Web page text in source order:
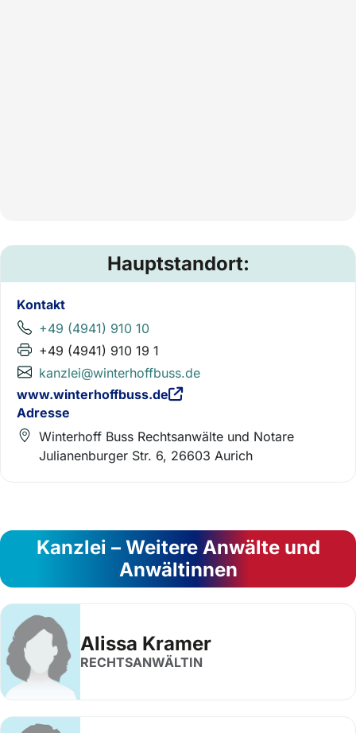
Hauptstandort:
Kontakt
+49 (4941) 910 10
+49 (4941) 910 19 1
kanzlei@winterhoffbuss.de
www.winterhoffbuss.de
Adresse
Winterhoff Buss Rechtsanwälte und Notare
Julianenburger Str. 6, 26603 Aurich
Kanzlei – Weitere Anwälte und
Anwältinnen
Alissa Kramer
RECHTSANWÄLTIN